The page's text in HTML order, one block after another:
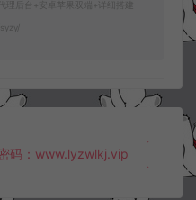
理后台+安卓苹果双端+详细搭建
码：www.lyzwlkj.vip 复